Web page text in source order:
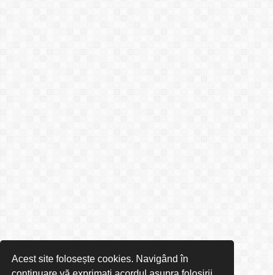
Acest site folosește cookies. Navigând în